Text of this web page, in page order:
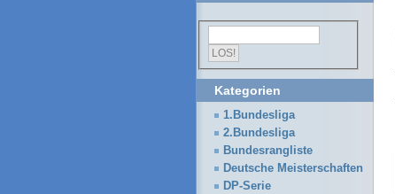
Kategorien
1.Bundesliga
2.Bundesliga
Bundesrangliste
Deutsche Meisterschaften
DP-Serie